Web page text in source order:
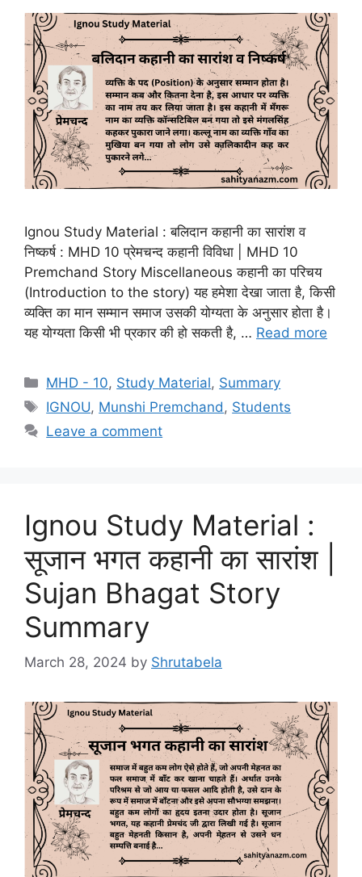
Ignou Study Material : बलिदान कहानी का सारांश व
निष्कर्ष : MHD 10 प्रेमचन्द कहानी विविधा | MHD 10
Premchand Story Miscellaneous कहानी का परिचय
(Introduction to the story) यह हमेशा देखा जाता है, किसी
व्यक्ति का मान सम्मान समाज उसकी योग्यता के अनुसार होता है।
यह योग्यता किसी भी प्रकार की हो सकती है, … Read more
MHD - 10, Study Material, Summary
IGNOU, Munshi Premchand , Students
Leave a comment
Ignou Study Material :
सूजान भगत कहानी का सारांश |
Sujan Bhagat Story
Summary
March 28, 2024 by Shrutabela